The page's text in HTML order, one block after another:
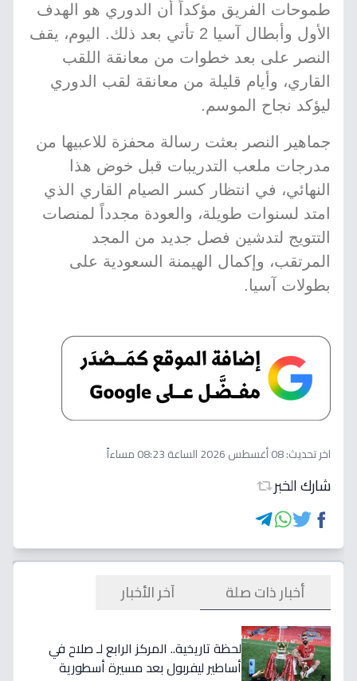
طموحات الفريق مؤكداً أن الدوري هو الهدف
الأول وأبطال آسيا 2 تأتي بعد ذلك. اليوم، يقف
النصر على بعد خطوات من معانقة اللقب
القاري، وأيام قليلة من معانقة لقب الدوري
ليؤكد نجاح الموسم.
جماهير النصر بعثت رسالة محفزة للاعبيها من
مدرجات ملعب التدريبات قبل خوض هذا
النهائي، في انتظار كسر الصيام القاري الذي
امتد لسنوات طويلة، والعودة مجدداً لمنصات
التتويج لتدشين فصل جديد من المجد
المرتقب، وإكمال الهيمنة السعودية على
بطولات آسيا.
اخر تحديث:08 أغسطس 2026 الساعة 08:23 مساءاً
شارك الخبر
أخبار ذات صلة آخر الأخبار
لحظة تاريخية.. المركز الرابع لـ صلاح في
أساطير ليفربول بعد مسيرة أسطورية